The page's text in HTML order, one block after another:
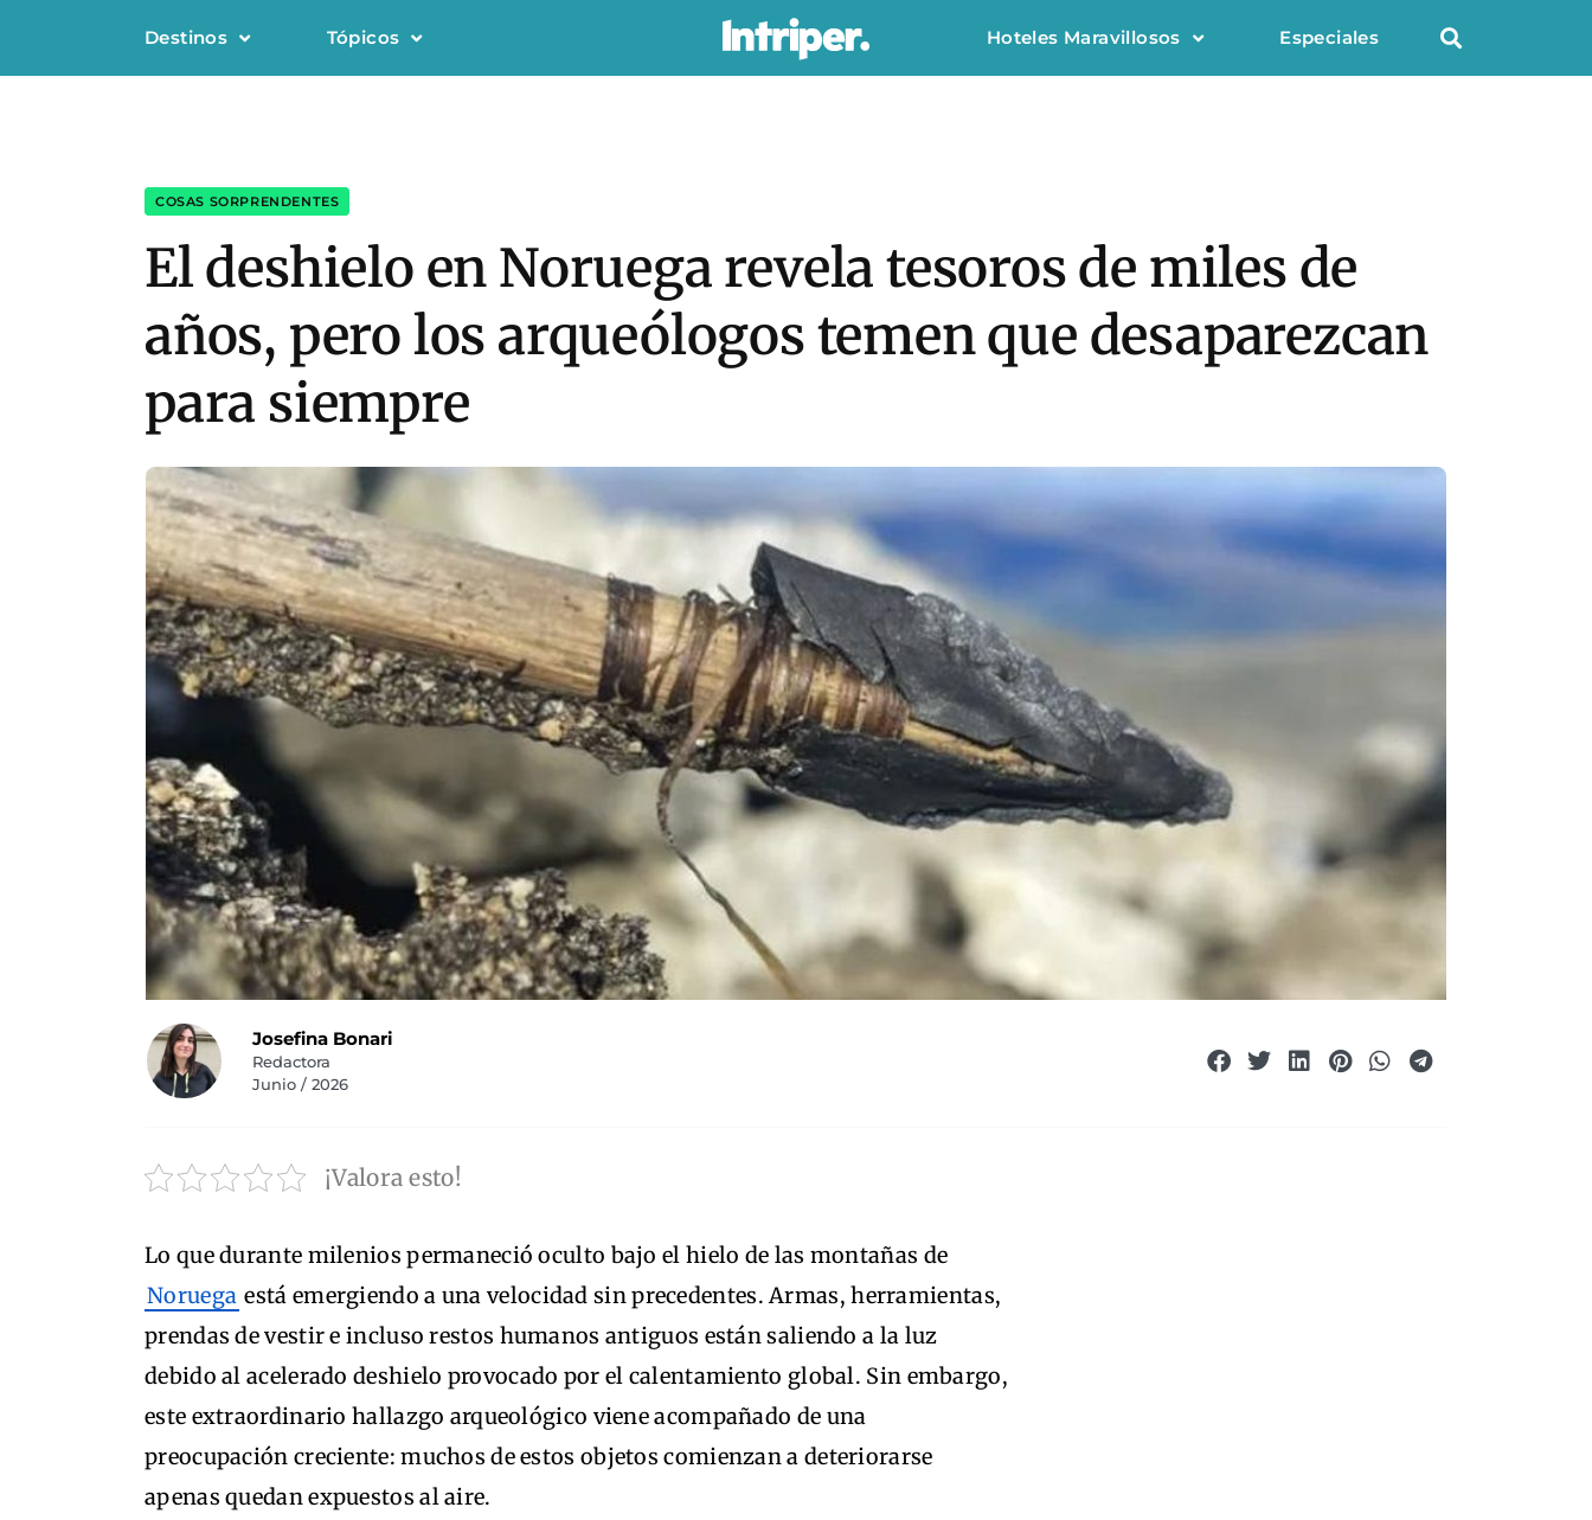
Destinos Tópicos Hoteles Maravillosos Especiales
COSAS SORPRENDENTES
El deshielo en Noruega revela tesoros de miles de
años, pero los arqueólogos temen que desaparezcan
para siempre
Josefina Bonari
Redactora
Junio / 2026
¡Valora esto!
Lo que durante milenios permaneció oculto bajo el hielo de las montañas de
Noruega está emergiendo a una velocidad sin precedentes. Armas, herramientas,
prendas de vestir e incluso restos humanos antiguos están saliendo a la luz
debido al acelerado deshielo provocado por el calentamiento global. Sin embargo,
este extraordinario hallazgo arqueológico viene acompañado de una
preocupación creciente: muchos de estos objetos comienzan a deteriorarse
apenas quedan expuestos al aire.